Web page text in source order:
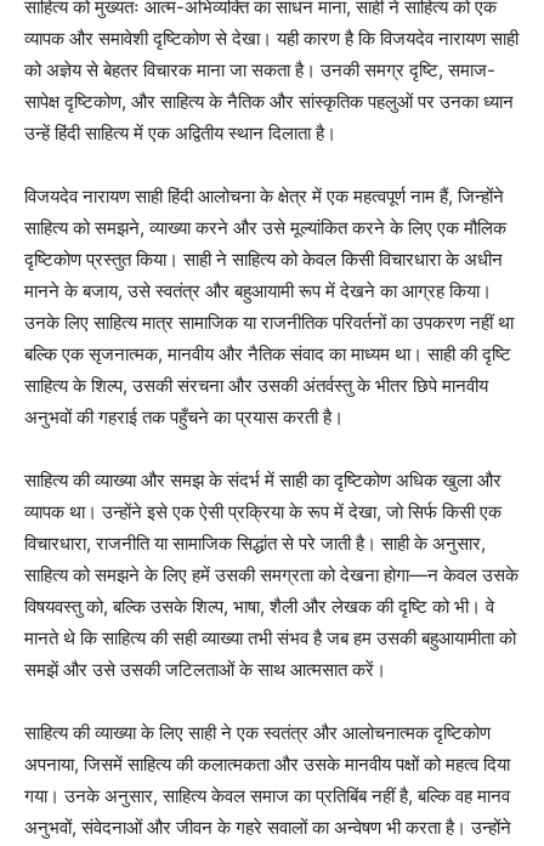
साहित्य को मुख्यतः आत्म-अभिव्यक्ति का साधन माना, साही ने साहित्य को एक
व्यापक और समावेशी दृष्टिकोण से देखा। यही कारण है कि विजयदेव नारायण साही
को अज्ञेय से बेहतर विचारक माना जा सकता है। उनकी समग्र दृष्टि, समाज-
सापेक्ष दृष्टिकोण, और साहित्य के नैतिक और सांस्कृतिक पहलुओं पर उनका ध्यान
उन्हें हिंदी साहित्य में एक अद्वितीय स्थान दिलाता है।
विजयदेव नारायण साही हिंदी आलोचना के क्षेत्र में एक महत्वपूर्ण नाम हैं, जिन्होंने
साहित्य को समझने, व्याख्या करने और उसे मूल्यांकित करने के लिए एक मौलिक
दृष्टिकोण प्रस्तुत किया। साही ने साहित्य को केवल किसी विचारधारा के अधीन
मानने के बजाय, उसे स्वतंत्र और बहुआयामी रूप में देखने का आग्रह किया।
उनके लिए साहित्य मात्र सामाजिक या राजनीतिक परिवर्तनों का उपकरण नहीं था
बल्कि एक सृजनात्मक, मानवीय और नैतिक संवाद का माध्यम था। साही की दृष्टि
साहित्य के शिल्प, उसकी संरचना और उसकी अंतर्वस्तु के भीतर छिपे मानवीय
अनुभवों की गहराई तक पहुँचने का प्रयास करती है।
साहित्य की व्याख्या और समझ के संदर्भ में साही का दृष्टिकोण अधिक खुला और
व्यापक था। उन्होंने इसे एक ऐसी प्रक्रिया के रूप में देखा, जो सिर्फ किसी एक
विचारधारा, राजनीति या सामाजिक सिद्धांत से परे जाती है। साही के अनुसार,
साहित्य को समझने के लिए हमें उसकी समग्रता को देखना होगा—न केवल उसके
विषयवस्तु को, बल्कि उसके शिल्प, भाषा, शैली और लेखक की दृष्टि को भी। वे
मानते थे कि साहित्य की सही व्याख्या तभी संभव है जब हम उसकी बहुआयामीता को
समझें और उसे उसकी जटिलताओं के साथ आत्मसात करें।
साहित्य की व्याख्या के लिए साही ने एक स्वतंत्र और आलोचनात्मक दृष्टिकोण
अपनाया, जिसमें साहित्य की कलात्मकता और उसके मानवीय पक्षों को महत्व दिया
गया। उनके अनुसार, साहित्य केवल समाज का प्रतिबिंब नहीं है, बल्कि वह मानव
अनुभवों, संवेदनाओं और जीवन के गहरे सवालों का अन्वेषण भी करता है। उन्होंने